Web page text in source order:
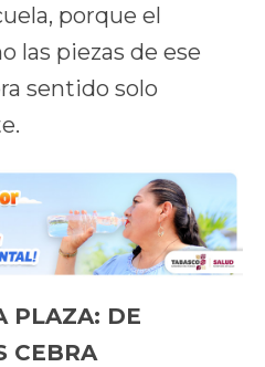
porque el
las piezas de ese
sentido solo
PLAZA: DE
CEBRA